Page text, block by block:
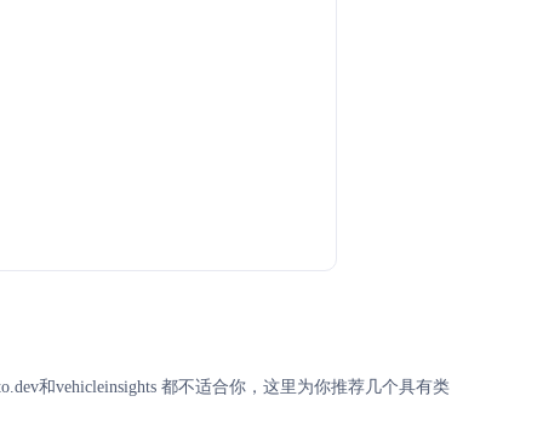
和vehicleinsights 都不适合你，这里为你推荐几个具有类